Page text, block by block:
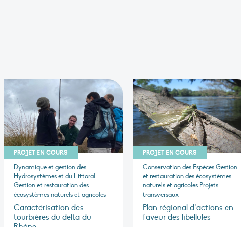
PROJET EN COURS
Dynamique et gestion des
Hydrosystèmes et du Littoral
Gestion et restauration des
écosystèmes naturels et agricoles
Caractérisation des
tourbières du delta du
PROJET EN COURS
Conservation des Espèces Gestion
et restauration des écosystèmes
naturels et agricoles Projets
transversaux
Plan régional d’actions en
faveur des libellules